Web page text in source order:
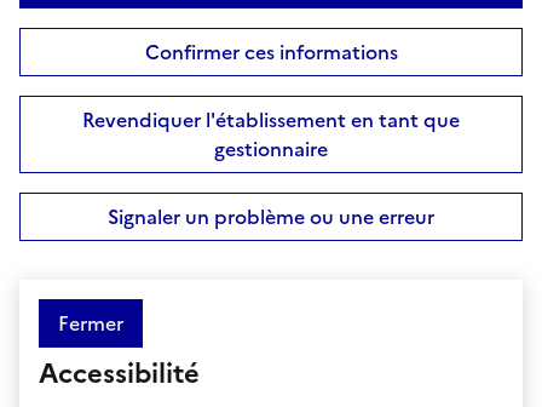
Confirmer ces informations
Revendiquer l'établissement en tant que
gestionnaire
Signaler un problème ou une erreur
Fermer
Accessibilité